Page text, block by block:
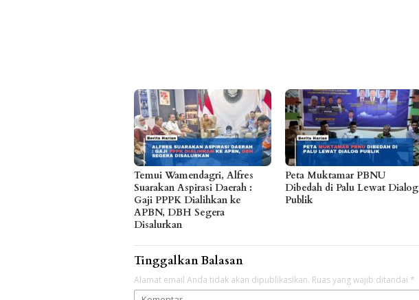
Temui Wamendagri, Alfres
Suarakan Aspirasi Daerah :
Gaji PPPK Dialihkan ke
APBN, DBH Segera
Disalurkan
Peta Muktamar PBNU
Dibedah di Palu Lewat Dialog
Publik
Tinggalkan Balasan
Alamat email Anda tidak akan dipublikasikan. Ruas yang wajib ditandai *